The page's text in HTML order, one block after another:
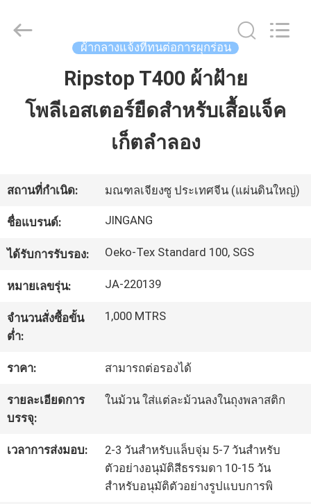
เกี่ยว
กับ
เรา
โรงงาน
คุณภาพ
2025
Suzhou
ผ้ากลางแจ้งที่ทนต่อการผุกร่อน
Ripstop T400 ผ้าฝ้าย
โพลีเอสเตอร์ยืดสำหรับเสื้อแจ็ค
เก็ตลำลอง
สถานที่กำเนิด: มณฑลเจียงซู ประเทศจีน (แผ่นดินใหญ่)
ชื่อแบรนด์: JINGANG
ได้รับการรับรอง: Oeko-Tex Standard 100, SGS
หมายเลขรุ่น: JA-220139
จำนวนสั่งซื้อขั้น
ต่ำ:
1,000 MTRS
ราคา: สามารถต่อรองได้
รายละเอียดการ
บรรจุ:
ในม้วน ใส่แต่ละม้วนลงในถุงพลาสติก
เวลาการส่งมอบ:
2-3 วันสำหรับแล็บจุ่ม 5-7 วันสำหรับ
ตัวอย่างอนุมัติสีธรรมดา 10-15 วัน
สำหรับอนุมัติตัวอย่างรูปแบบการพิ